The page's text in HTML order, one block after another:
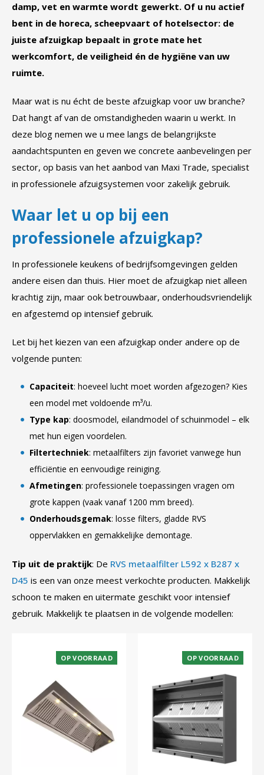
damp, vet en warmte wordt gewerkt. Of u nu actief
bent in de horeca, scheepvaart of hotelsector: de
juiste afzuigkap bepaalt in grote mate het
werkcomfort, de veiligheid én de hygiëne van uw
ruimte.
Maar wat is nu écht de beste afzuigkap voor uw branche?
Dat hangt af van de omstandigheden waarin u werkt. In
deze blog nemen we u mee langs de belangrijkste
aandachtspunten en geven we concrete aanbevelingen per
sector, op basis van het aanbod van Maxi Trade, specialist
in professionele afzuigsystemen voor zakelijk gebruik.
Waar let u op bij een
professionele afzuigkap?
In professionele keukens of bedrijfsomgevingen gelden
andere eisen dan thuis. Hier moet de afzuigkap niet alleen
krachtig zijn, maar ook betrouwbaar, onderhoudsvriendelijk
en afgestemd op intensief gebruik.
Let bij het kiezen van een afzuigkap onder andere op de
volgende punten:
Capaciteit: hoeveel lucht moet worden afgezogen? Kies
een model met voldoende m³/u.
Type kap: doosmodel, eilandmodel of schuinmodel – elk
met hun eigen voordelen.
Filtertechniek: metaalfilters zijn favoriet vanwege hun
efficiëntie en eenvoudige reiniging.
Afmetingen: professionele toepassingen vragen om
grote kappen (vaak vanaf 1200 mm breed).
Onderhoudsgemak: losse filters, gladde RVS
oppervlakken en gemakkelijke demontage.
Tip uit de praktijk: De RVS metaalfilter L592 x B287 x
D45 is een van onze meest verkochte producten. Makkelijk
schoon te maken en uitermate geschikt voor intensief
gebruik. Makkelijk te plaatsen in de volgende modellen:
OP VOORRAAD OP VOORRAAD